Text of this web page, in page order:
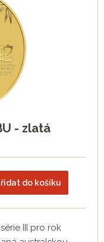
- zlatá
do košíku
III pro rok